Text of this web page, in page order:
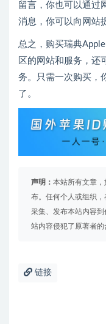
留言，你也可以通过
消息，你可以向网站
总之，购买瑞典
区的网站和服务，还
务。只需一次购买，
了。
声明： 本站所有文章
布。任何个人或组织，
采集、发布本站内容
站内容侵犯了原著者的
链接